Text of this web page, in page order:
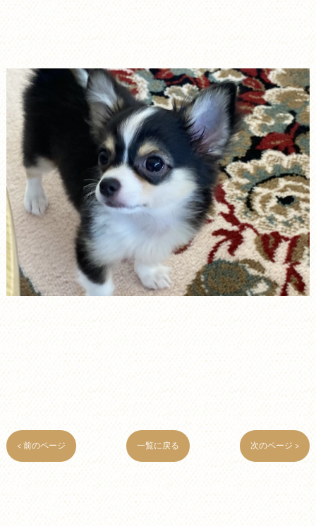
< 前のページ 一覧に戻る 次のページ >